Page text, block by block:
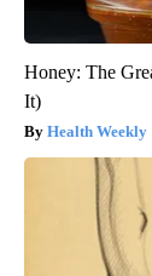
Honey: The
It)
Health Weekly